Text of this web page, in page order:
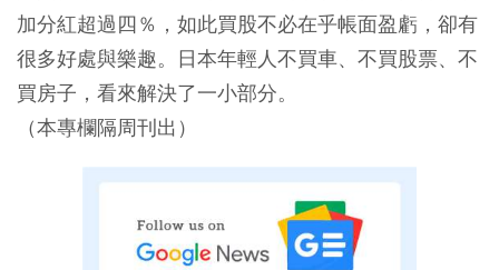
加分紅超過四％，如此買股不必在乎帳面盈虧，卻有
很多好處與樂趣。日本年輕人不買車、不買股票、不
買房子，看來解決了一小部分。
（本專欄隔周刊出）